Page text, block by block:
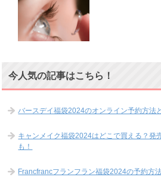
今人気の記事はこちら！
バースデイ福袋2024のオンライン予約方法
キャンメイク福袋2024はどこで買える？発
も！
Francfrancフランフラン福袋2024の予約方